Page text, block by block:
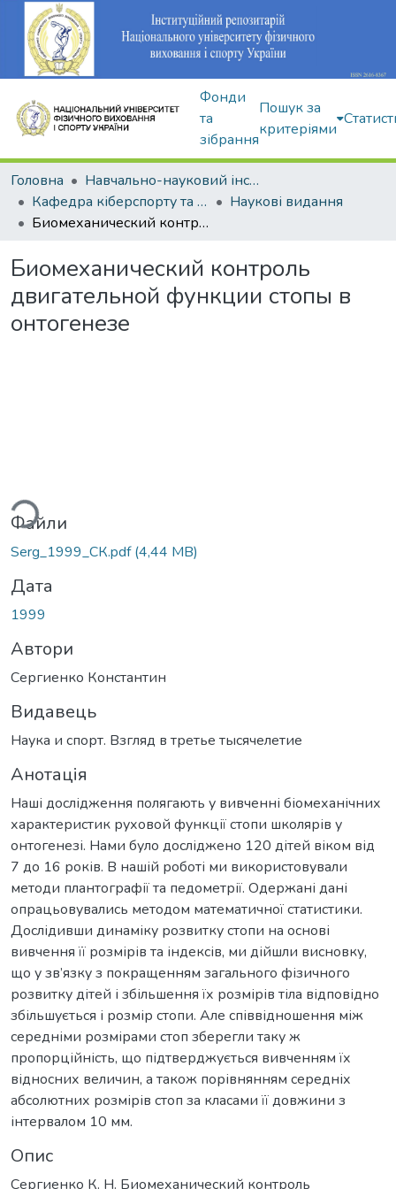
Фонди
та
зібрання
Пошук за
критеріями
Головна
Навчально-науковий інститут здоров'я, реабілітації та фізичного виховання
Кафедра кіберспорту та інформаційних технологій
Наукові видання
Биомеханический контроль двигательной функции стопы в онтогенезе
Биомеханический контроль
двигательной функции стопы в
онтогенезе
Файли
Serg_1999_СК.pdf(4,44 MB)
Дата
1999
Автори
Сергиенко Константин
Видавець
Наука и спорт. Взгляд в третье тысячелетие
Анотація
Наші дослідження полягають у вивченні біомеханічних
характеристик руховой функції стопи школярів у
онтогенезі. Нами було досліджено 120 дітей віком від
7 до 16 років. В нашій роботі ми використовували
методи плантографії та педометрії. Одержані дані
опрацьовувались методом математичної статистики.
Дослідивши динаміку розвитку стопи на основі
вивчення її розмірів та індексів, ми дійшли висновку,
що у зв’язку з покращенням загального фізичного
розвитку дітей і збільшення їх розмірів тіла відповідно
збільшується і розмір стопи. Але співвідношення між
середніми розмірами стоп зберегли таку ж
пропорційність, що підтверджується вивченням їх
відносних величин, а також порівнянням середніх
абсолютних розмірів стоп за класами її довжини з
інтервалом 10 мм.
Опис
Сергиенко К. Н. Биомеханический контроль